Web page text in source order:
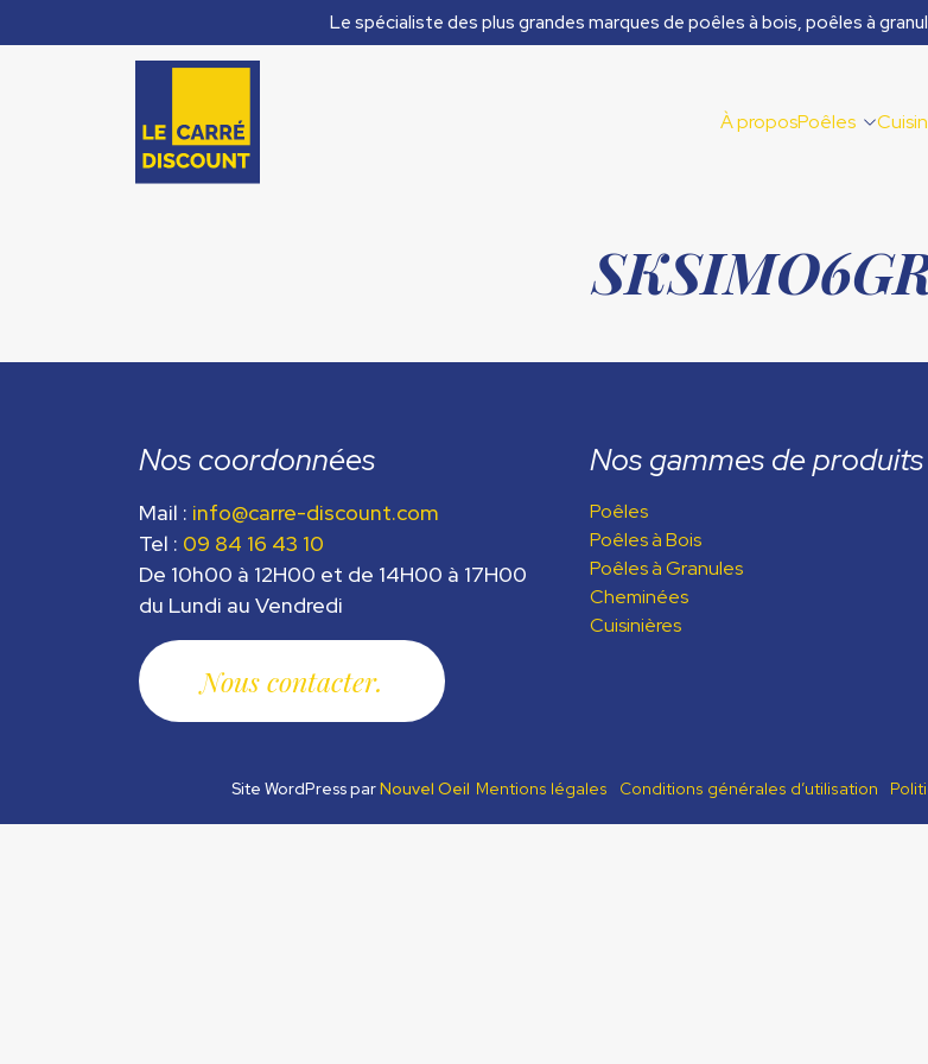
Le spécialiste des plus grandes marques de poêles à bois, poêles à
À proposPoêles
Nos coordonnées
Mail : info@carre-discount.com
Tel : 09 84 16 43 10
De 10h00 à 12H00 et de 14H00 à 17H00
du Lundi au Vendredi
Nous contacter
Nos gammes de produits
Poêles
Poêles à Bois
Poêles à Granules
Cheminées
Cuisinières
Site WordPress parNouvel Oeil Mentions légales Conditions générales d’utilisation